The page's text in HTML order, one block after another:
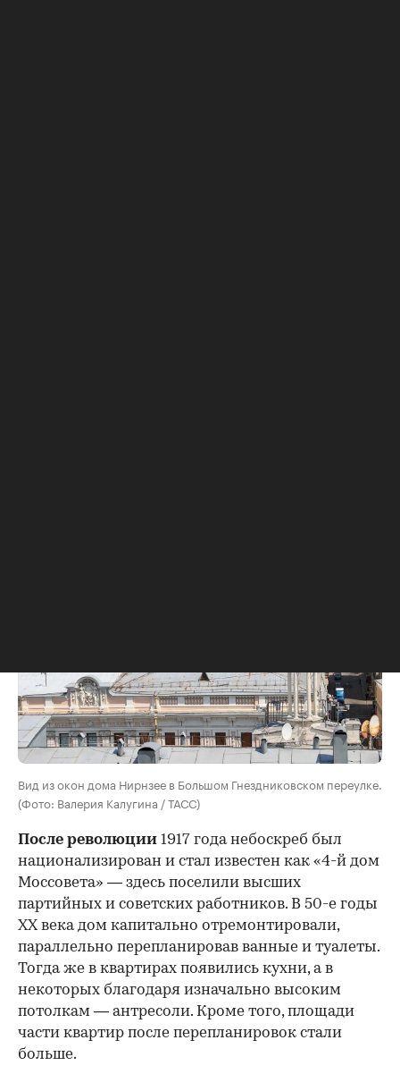
Вид из окон дома Нирнзее в Большом Гнездниковском переулке.
(Фото: Валерия Калугина / ТАСС)
После революции 1917 года небоскреб был
национализирован и стал известен как «4-й дом
Моссовета» — здесь поселили высших
партийных и советских работников. В 50-е годы
ХХ века дом капитально отремонтировали,
параллельно перепланировав ванные и туалеты.
Тогда же в квартирах появились кухни, а в
некоторых благодаря изначально высоким
потолкам — антресоли. Кроме того, площади
части квартир после перепланировок стали
больше.